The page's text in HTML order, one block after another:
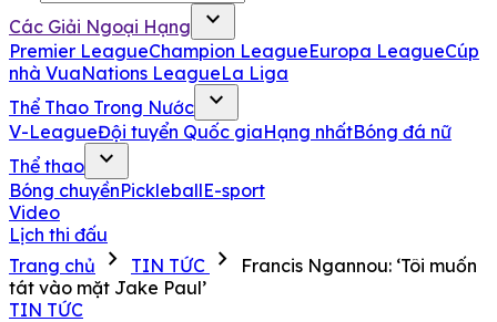
Các Giải Ngoại Hạng expand_more
Premier LeagueChampion LeagueEuropa LeagueCúp
nhà VuaNations LeagueLa Liga
Thể Thao Trong Nước
expand_more
V-LeagueĐội tuyển Quốc giaHạng nhấtBóng đá nữ
Thể thao
expand_more
Bóng chuyềnPickleballE-sport
Video
Lịch thi đấu
Trang chủ
chevron_right TIN TỨC chevron_right
Francis Ngannou: ‘Tôi muốn
tát vào mặt Jake Paul’
TIN TỨC